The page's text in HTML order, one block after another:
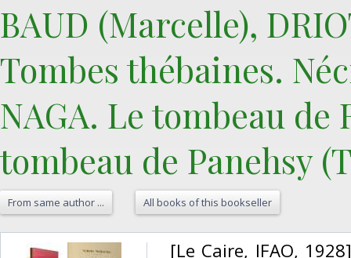
‎BAUD (Marcelle),
‎Tombes thébaines.
NAGA. Le tombeau de
tombeau de Panehsy
From same author ... All books of this bookseller
[Le Caire, IFAO,